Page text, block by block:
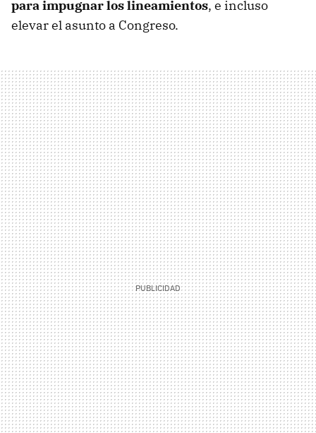
para impugnar los lineamientos, e incluso
elevar el asunto a Congreso.